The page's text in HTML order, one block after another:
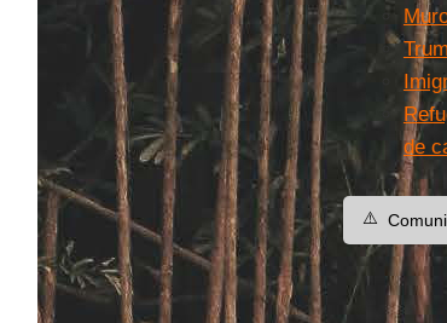
de
⚠️